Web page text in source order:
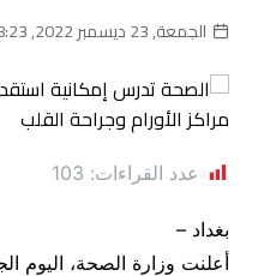
الجمعة, 23 ديسمبر 2022, 8:23
عدد القراءات: 103
بغداد –
أعلنت وزارة الصحة، اليوم